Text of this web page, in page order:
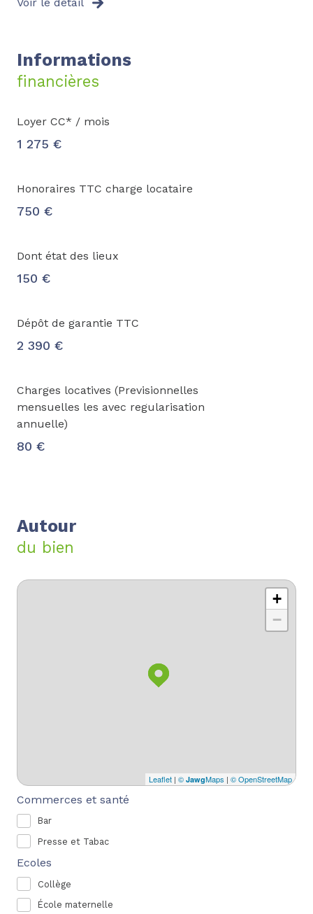
Informations
financières
Loyer CC* / mois
1 275 €
Honoraires TTC charge locataire
750 €
Dont état des lieux
150 €
Dépôt de garantie TTC
2 390 €
Charges locatives (Previsionnelles
mensuelles les avec regularisation
annuelle)
80 €
Autour
du bien
+
−
Leaflet | © JawgMaps | © OpenStreetMap
Commerces et santé
Bar
Presse et Tabac
Ecoles
Collège
École maternelle